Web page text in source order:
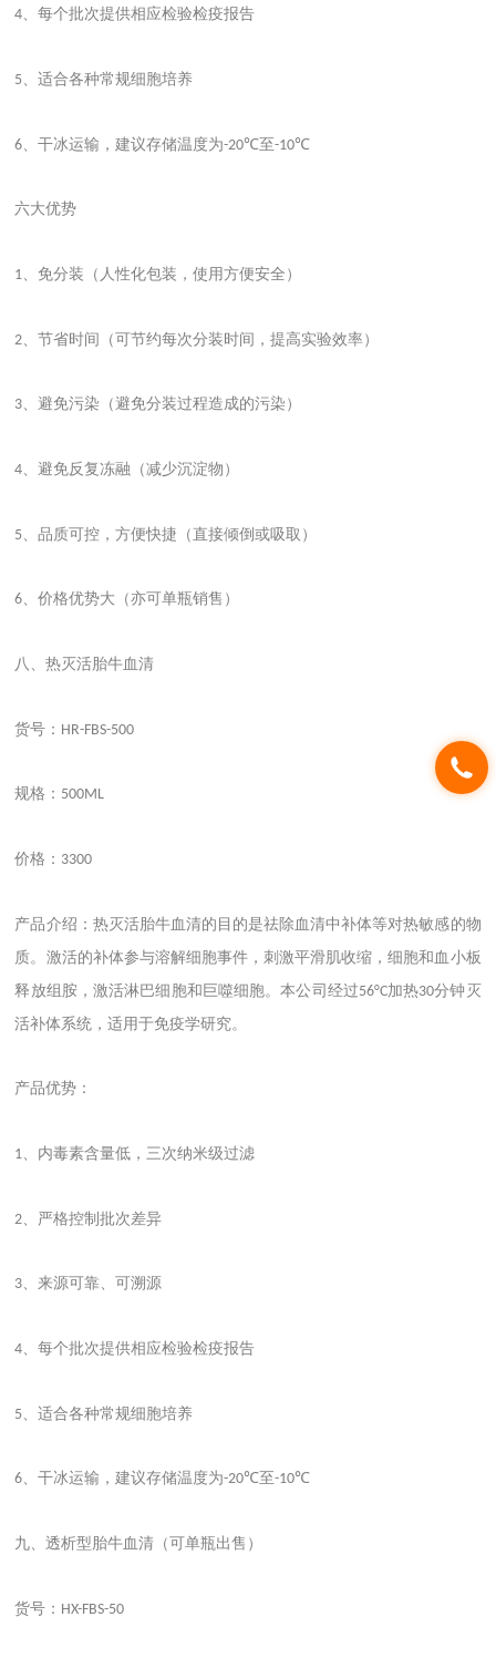
4、每个批次提供相应检验检疫报告
5、适合各种常规细胞培养
6 、干冰运输，建议存储温度为-20℃至-10℃
六大优势
1、免分装（人性化包装，使用方便安全）
2 、节省时间（可节约每次分装时间，提高实验效率）
3、避免污染（避免分装过程造成的污染）
4、避免反复冻融（减少沉淀物）
5 、品质可控，方便快捷（直接倾倒或吸取）
6、价格优势大（亦可单瓶销售）
八、热灭活胎牛血清
货号： HR-FBS-500
规格： 500ML
价格： 3300
产品介绍：热灭活胎牛血清的目的是祛除血清中补体等对热敏感的物
质。激活的补体参与溶解细胞事件，刺激平滑肌收缩，细胞和血小板
释放组胺，激活淋巴细胞和巨噬细胞。本公司经过56°C加热30分钟灭
活补体系统，适用于免疫学研究。
产品优势：
1、内毒素含量低，三次纳米级过滤
2 、严格控制批次差异
3、来源可靠、可溯源
4、每个批次提供相应检验检疫报告
5 、适合各种常规细胞培养
6、干冰运输，建议存储温度为-20℃至-10℃
九、透析型胎牛血清（可单瓶出售）
货号： HX-FBS-50